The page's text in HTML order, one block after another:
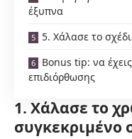
έξυπνα
5. Χάλασε το
Bonus tip: να
επιδιόρθωσης
1. Χάλασε το
συγκεκριμένο